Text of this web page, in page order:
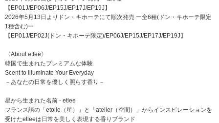
【EP01J/EP06J/EP15J/EP17J/EP19J】
2026年5月13日よりドン・キホーテにて順次発売 ー全6種(ドン・キホーテ限定
1種含む)ー
【EP01J/EP02J(ドン・キホーテ限定)/EP06J/EP15J/EP17J/EP19J】
〈About etlee〉
韓国で生まれたプレミアムな体験
Scent to Illuminate Your Everyday
－あなたの日常を優しく照らす香り－
星から生まれた名前 - etlee
フランス語の「etoile（星）」と「atelier（空間）」からインスピレーションを
受けたetleeは日常を美しく表現する香りブランド